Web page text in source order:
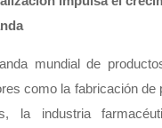
mundial de
como la fabricación de
la industria